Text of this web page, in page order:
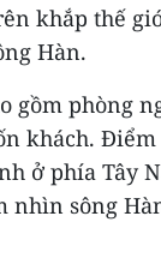
khắp thế
Hàn.
gồm phòng
khách.
ở phía Tây
nhìn sông